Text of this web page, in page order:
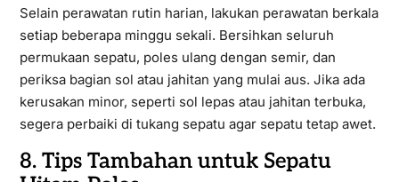
Selain perawatan rutin harian, lakukan perawatan berkala
setiap beberapa minggu sekali. Bersihkan seluruh
permukaan sepatu, poles ulang dengan semir, dan
periksa bagian sol atau jahitan yang mulai aus. Jika ada
kerusakan minor, seperti sol lepas atau jahitan terbuka,
segera perbaiki di tukang sepatu agar sepatu tetap awet.
8. Tips Tambahan untuk Sepatu